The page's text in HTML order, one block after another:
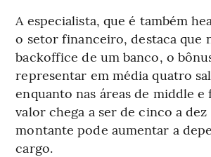
A especialista, que é também
o setor financeiro, destaca que
backoffice de um banco, o
representar em média quatro
enquanto nas áreas de middle
valor chega a ser de cinco a dez
montante pode aumentar a
cargo.